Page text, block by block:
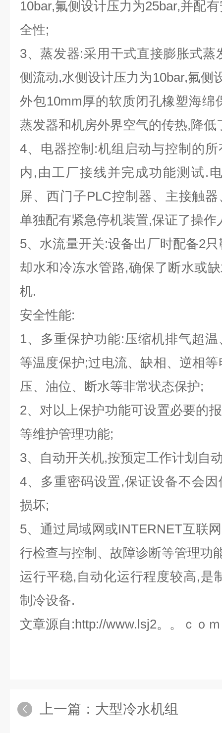
10bar,氟侧设计压力为25bar,并配
全性;
3、蒸发器:采用干式直接膨胀式
侧流动,水侧设计压力为10bar,氟侧
外包10mm厚的软质闭孔橡塑海绵
蒸发器和机房外界空气的传热,降低
4、电器控制:机组启动与控制的
内,由工厂接线并完成功能测试.
屏、西门子PLC控制器、主接触
单独配有紧急停机装置,保证了操作
5、水流量开关:设备出厂时配备2
却水和冷冻水管路,确保了断水或
机.
安全性能:
1、多重保护功能:压缩机排气超
等温度保护;过电流、缺相、逆相
压、油位、断水等非常状态保护;
2、对以上保护功能可设置必要的
等维护管理功能;
3、自动开关机,按预定工作计划自
4、多重密码设置,保证设备不会
损坏;
5、通过局域网或INTERNET互联
行检查与控制、故障诊断等管理功
运行平稳,自动化运行程度较高,是
制冷设备.
文章源自:http://www.lsj2。。ｃｏｍ
上一篇： 大型冷水机组